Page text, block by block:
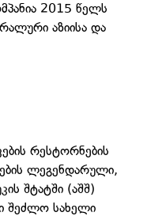
2015 წელს
აზიისა და
რესტორნების
ლეგენდარული,
შტატში (აშშ)
შეძლო სახელი